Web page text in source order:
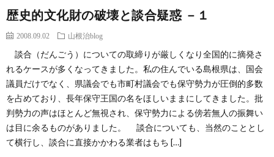
歴史的文化財の破壊と談合疑惑 －１
2008.09.02 山根治blog
談合（だんごう）についての取締りが厳しくなり全国的に摘発さ
れるケースが多くなってきました。私の住んでいる島根県は、国会
議員だけでなく、県議会でも市町村議会でも保守勢力が圧倒的多数
を占めており、長年保守王国の名をほしいままにしてきました。批
判勢力の声はほとんど無視され、保守勢力による傍若無人の振舞い
は目に余るものがありました。 談合についても、当然のこととし
て横行し、談合に直接かかわる業者はもち […]